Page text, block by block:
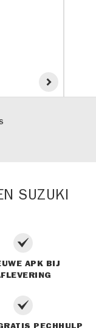
SUZUKI
APK BIJ